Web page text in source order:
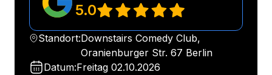
5.0
Standort:Downstairs Comedy Club,
Oranienburger Str. 67 Berlin
Datum:Freitag 02.10.2026